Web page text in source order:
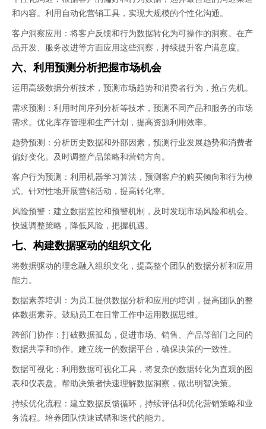
和内容。利用自动化营销工具，实现大规模的个性化沟通。
客户洞察应用：将客户反馈和行为数据转化为可操作的洞察。在产
品开发、服务改进等方面应用这些洞察，持续提升客户满意度。
六、利用预测分析把握市场机会
运用高级数据分析技术，预测市场趋势和消费者行为，抢占先机。
需求预测：利用时间序列分析等技术，预测不同产品和服务的市场
需求。优化库存管理和生产计划，提高资源利用效率。
趋势预测：分析历史数据和外部因素，预测行业发展趋势和消费者
偏好变化。及时调整产品策略和营销方向。
客户行为预测：利用机器学习算法，预测客户的购买倾向和行为模
式。针对性地开展营销活动，提高转化率。
风险预警：建立数据监控和预警机制，及时发现市场风险和机会。
快速调整策略，降低风险，把握机遇。
七、构建数据驱动的组织文化
将数据驱动的理念融入组织文化，提高整个团队的数据分析和应用
能力。
数据素养培训：为员工提供数据分析和应用的培训，提高团队的整
体数据素养。鼓励员工在日常工作中运用数据思维。
跨部门协作：打破数据孤岛，促进市场、销售、产品等部门之间的
数据共享和协作。建立统一的数据平台，确保决策的一致性。
数据可视化：利用数据可视化工具，将复杂的数据转化为直观的图
表和仪表盘。帮助决策者快速理解数据洞察，做出明智决策。
持续优化流程：建立数据反馈循环，持续评估和优化营销策略和业
务流程。培养团队快速试错和迭代的能力。